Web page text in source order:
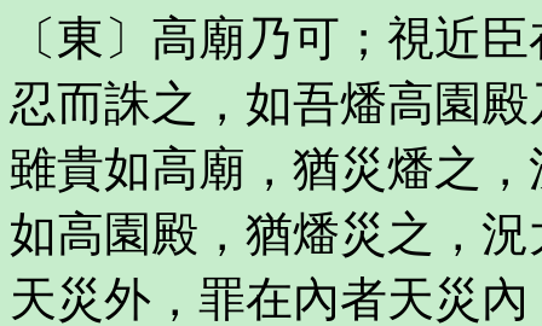
〔東〕高廟乃可；視近
忍而誅之，如吾燔高園
雖貴如高廟，猶災燔之
如高園殿，猶燔災之，
天災外，罪在內者天災